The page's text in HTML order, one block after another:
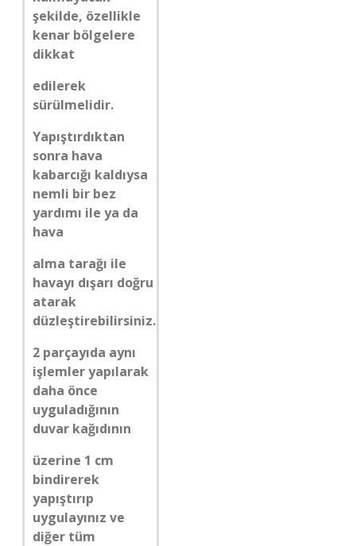
şekilde, özellikle
kenar bölgelere
dikkat
edilerek
sürülmelidir.
Yapıştırdıktan
sonra hava
kabarcığı kaldıysa
nemli bir bez
yardımı ile ya da
hava
alma tarağı ile
havayı dışarı doğru
atarak
düzleştirebilirsiniz.
2 parçayıda aynı
işlemler yapılarak
daha önce
uyguladığının
duvar kağıdının
üzerine 1 cm
bindirerek
yapıştırıp
uygulayınız ve
diğer tüm